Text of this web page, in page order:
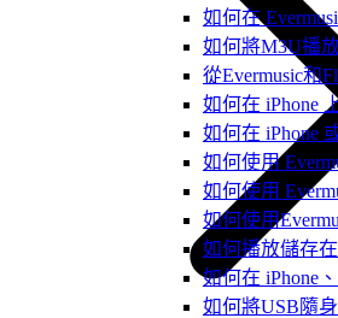
如何在
如何將M3U播
從Evermusic和
如何在 iPhone
如何在 iPhone
如何使用
如何使用
如何使用
如何播放儲存
如何在 iPhone
如何將USB隨